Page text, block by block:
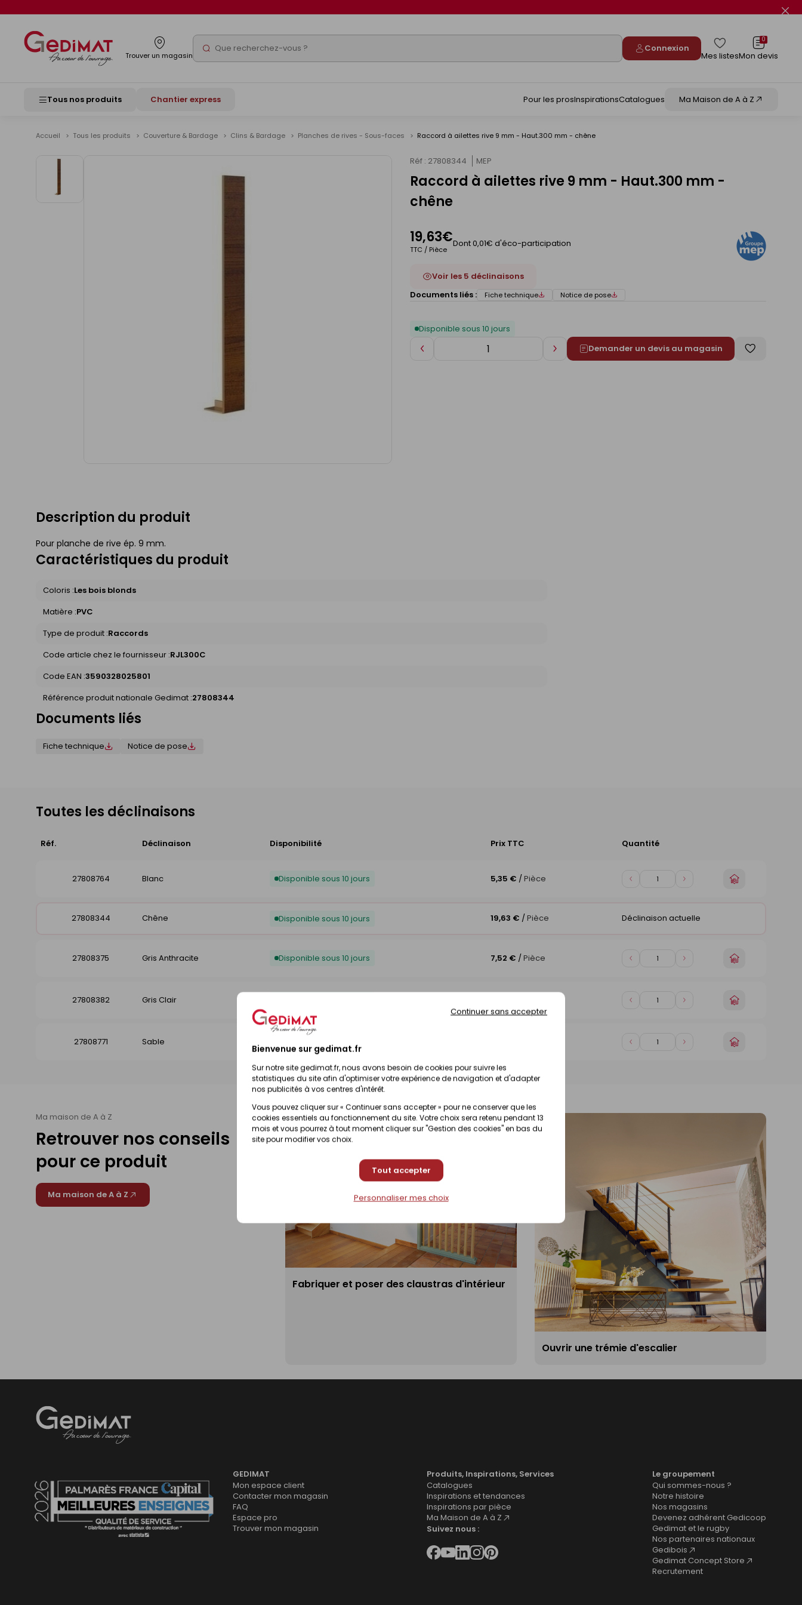
Bienvenue sur gedimat.fr
Sur notre site gedimat.fr, nous avons besoin de cookies pour suivre les
statistiques du site afin d'optimiser votre expérience de navigation et d'adapter
nos publicités à vos centres d'intérêt.
Vous pouvez cliquer sur « Continuer sans accepter » pour ne conserver que les
cookies essentiels au fonctionnement du site. Votre choix sera retenu pendant 13
mois et vous pourrez à tout moment cliquer sur "Gestion des cookies" en bas du
site pour modifier vos choix.
Tout accepter
Continuer sans accepter
Personnaliser mes choix
Trouver un magasin Rechercher Connexion
Mes listes
0
Mon devis
Tous nos produits Chantier express Pour les prosInspirationsCatalogues Ma Maison de A à Z
Accueil Tous les produits Couverture & Bardage Clins & Bardage Planches de rives - Sous-faces Raccord à ailettes rive 9 mm - Haut.300 mm - chêne
Réf : 27808344 MEP
Raccord à ailettes rive 9 mm - Haut.300 mm -
chêne
19,63€
TTC / Pièce
Dont 0,01€ d'éco-participation
Voir les 5 déclinaisons
Documents liés :
Fiche technique Notice de pose
Disponible sous 10 jours
Diminuer AugmenterDemander un devis au magasin
Enregistrer
Description du produit
Pour planche de rive ép. 9 mm.
Caractéristiques du produit
Coloris :Les bois blonds
Matière :PVC
Type de produit :Raccords
Code article chez le fournisseur :RJL300C
Code EAN :3590328025801
Référence produit nationale Gedimat :27808344
Documents liés
Fiche technique Notice de pose
Toutes les déclinaisons
Réf. Déclinaison Disponibilité Prix TTC Quantité
27808764 Blanc Disponible sous 10 jours 5,35 € /Pièce
Diminuer
Augmenter
Choisir
27808344
Chêne Disponible sous 10 jours 19,63 € /Pièce Déclinaison actuelle
27808375 Gris Anthracite Disponible sous 10 jours 7,52 € /Pièce
Diminuer
Augmenter
Choisir
27808382
Gris Clair
Diminuer
Augmenter
Choisir
27808771
Sable Disponible sous 10 jours
Diminuer
Augmenter
Choisir
Ma maison de A à Z
Retrouver nos conseils
pour ce produit
Ma maison de A à Z
Fabriquer et poser des claustras d'intérieur
Ouvrir une trémie d'escalier
GEDIMAT
Mon espace client
Contacter mon magasin
FAQ
Espace pro
Trouver mon magasin
Produits, Inspirations, Services
Catalogues
Inspirations et tendances
Inspirations par pièce
Ma Maison de A à Z
Suivez nous :
Le groupement
Qui sommes-nous ?
Notre histoire
Nos magasins
Devenez adhérent Gedicoop
Gedimat et le rugby
Nos partenaires nationaux
Gedibois
Gedimat Concept Store
Recrutement